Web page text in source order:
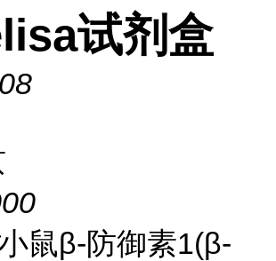
试剂盒
鼠β-防御素1(β-